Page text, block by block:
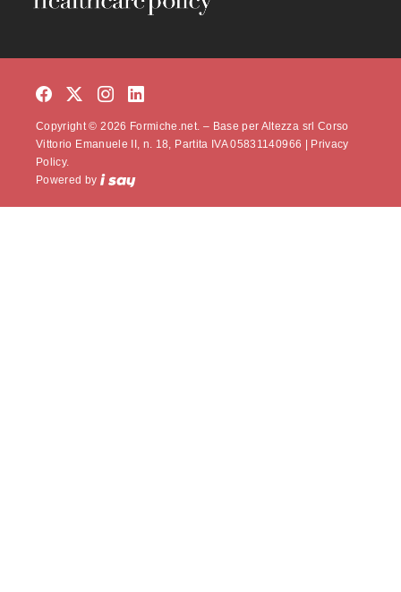
Copyright © 2026 Formiche.net. – Base per Altezza srl Corso
Vittorio Emanuele II, n. 18, Partita IVA 05831140966 | Privacy
Policy.
Powered by